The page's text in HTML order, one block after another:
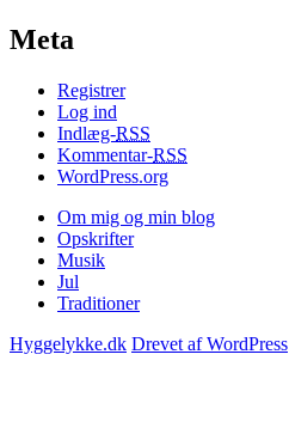
Meta
Registrer
Log ind
Indlæg-RSS
Kommentar-RSS
WordPress.org
Om mig og min blog
Opskrifter
Musik
Jul
Traditioner
Hyggelykke.dk Drevet af WordPress